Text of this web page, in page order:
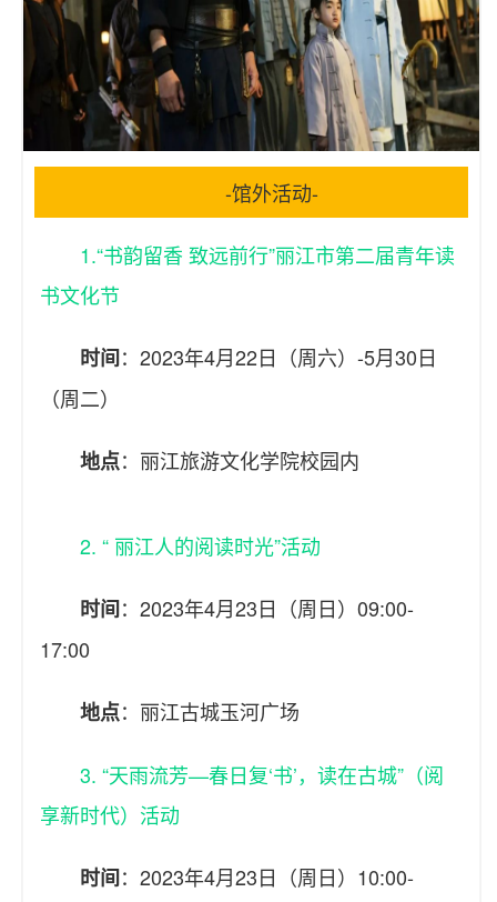
-馆外活动-
1.“书韵留香 致远前行”丽江市第二届青年读
书文化节
时间：2023年4月22日（周六）-5月30日
（周二）
地点：丽江旅游文化学院校园内
2. “ 丽江人的阅读时光”活动
时间：2023年4月23日（周日）09:00-
17:00
地点：丽江古城玉河广场
3. “天雨流芳—春日复‘书’，读在古城”（阅
享新时代）活动
时间：2023年4月23日（周日）10:00-